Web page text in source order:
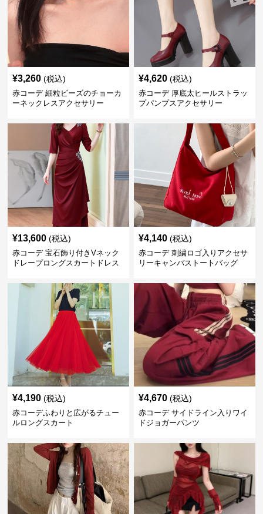
¥3,260 (税込)
赤コーデ 細粒ビーズのチョーカ
ーネックレスアクセサリー
¥4,620 (税込)
赤コーデ 厚底太ヒールストラッ
プパンプスアクセサリー
¥13,600 (税込)
赤コーデ 宝石飾り付きVネック
ドレープロングスカートドレス
¥4,140 (税込)
赤コーデ 刺繍ロゴ入りアクセサ
リーキャンバストートバッグ
¥4,190 (税込)
赤コーデふわりと広がるチュー
ルロングスカート
¥4,670 (税込)
赤コーデ サイドライン入りワイ
ドジョガーパンツ